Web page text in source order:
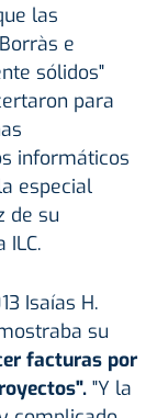
las
e
sólidos"
para
informáticos
especial
de su
Isaías H.
su
facturas por
"Y la